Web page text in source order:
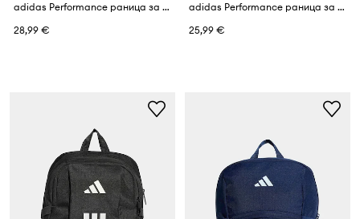
adidas Performance раница за деца PIXAR TOY STORY
28,99 €
adidas Performance раница за деца
25,99 €